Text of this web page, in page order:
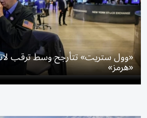
«وول ستريت» تتأرجح وسط ترقب
«هرمز»